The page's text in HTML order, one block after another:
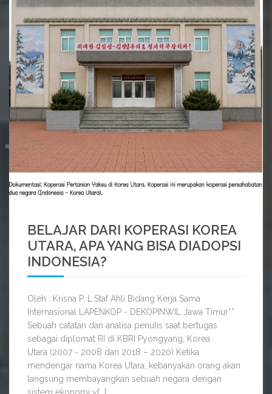
BELAJAR DARI KOPERASI KOREA
UTARA, APA YANG BISA DIADOPSI
INDONESIA?
Oleh : Krisna P. L.Staf Ahli Bidang Kerja Sama
Internasional LAPENKOP - DEKOPINWIL Jawa Timur**
Sebuah catatan dan analisa penulis saat bertugas
sebagai diplomat RI di KBRI Pyongyang, Korea
Utara (2007 - 2008 dan 2018 – 2020) Ketika
mendengar nama Korea Utara, kebanyakan orang akan
langsung membayangkan sebuah negara dengan